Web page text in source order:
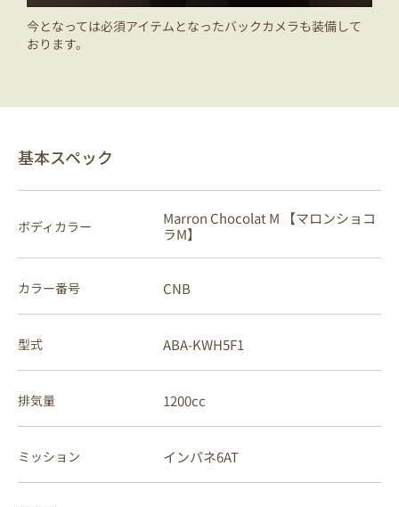
今となっては必須アイテムとなったバックカメラも装備して
おります。
基本スペック
ボディカラー
Marron Chocolat M 【マロンショコ
ラM】
カラー番号 CNB
型式 ABA-KWH5F1
排気量 1200cc
ミッション インパネ6AT